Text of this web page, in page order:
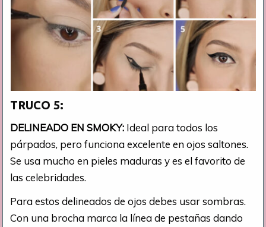
TRUCO 5:
DELINEADO EN SMOKY: Ideal para todos los
párpados, pero funciona excelente en ojos saltones.
Se usa mucho en pieles maduras y es el favorito de
las celebridades.
Para estos delineados de ojos debes usar sombras.
Con una brocha marca la línea de pestañas dando